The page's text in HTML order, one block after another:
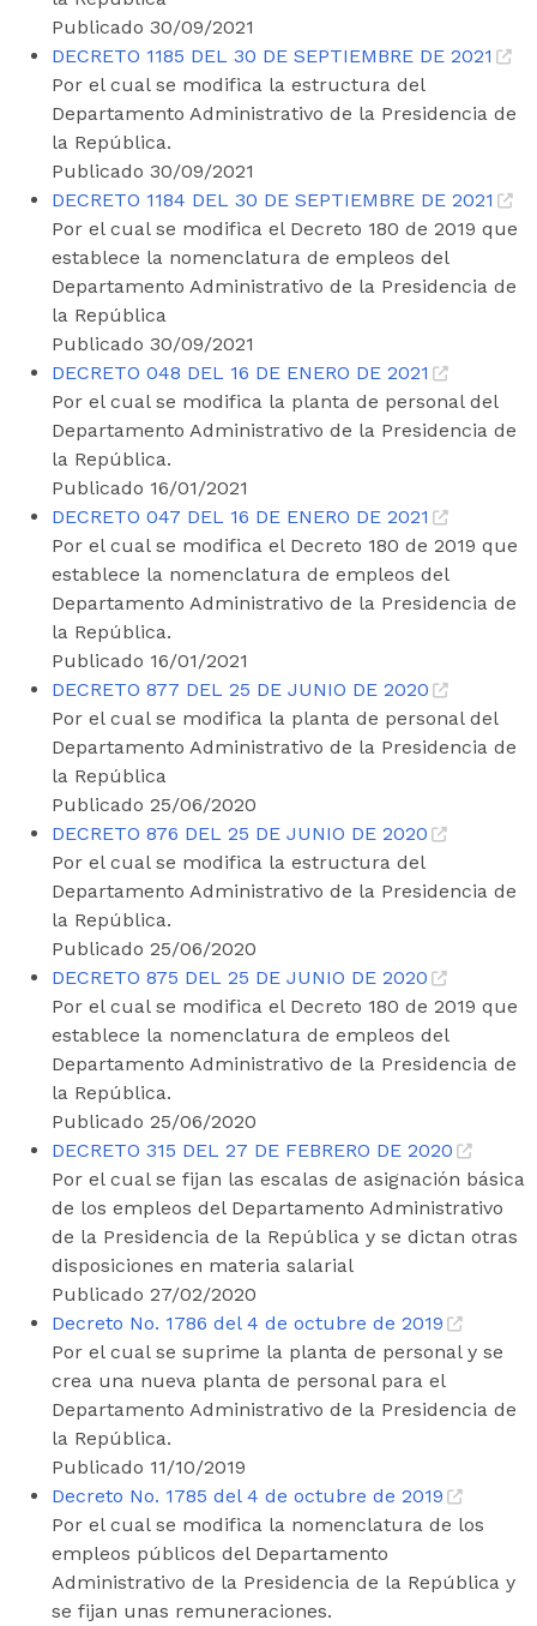
Publicado 30/09/2021
DECRETO 1185 DEL 30 DE SEPTIEMBRE DE 2021
Por el cual se modifica la estructura del
Departamento Administrativo de la Presidencia de
la República.
Publicado 30/09/2021
DECRETO 1184 DEL 30 DE SEPTIEMBRE DE 2021
Por el cual se modifica el Decreto 180 de 2019 que
establece la nomenclatura de empleos del
Departamento Administrativo de la Presidencia de
la República
Publicado 30/09/2021
DECRETO 048 DEL 16 DE ENERO DE 2021
Por el cual se modifica la planta de personal del
Departamento Administrativo de la Presidencia de
la República.
Publicado 16/01/2021
DECRETO 047 DEL 16 DE ENERO DE 2021
Por el cual se modifica el Decreto 180 de 2019 que
establece la nomenclatura de empleos del
Departamento Administrativo de la Presidencia de
la República.
Publicado 16/01/2021
DECRETO 877 DEL 25 DE JUNIO DE 2020
Por el cual se modifica la planta de personal del
Departamento Administrativo de la Presidencia de
la República
Publicado 25/06/2020
DECRETO 876 DEL 25 DE JUNIO DE 2020
Por el cual se modifica la estructura del
Departamento Administrativo de la Presidencia de
la República.
Publicado 25/06/2020
DECRETO 875 DEL 25 DE JUNIO DE 2020
Por el cual se modifica el Decreto 180 de 2019 que
establece la nomenclatura de empleos del
Departamento Administrativo de la Presidencia de
la República.
Publicado 25/06/2020
DECRETO 315 DEL 27 DE FEBRERO DE 2020
Por el cual se fijan las escalas de asignación básica
de los empleos del Departamento Administrativo
de la Presidencia de la República y se dictan otras
disposiciones en materia salarial
Publicado 27/02/2020
Decreto No. 1786 del 4 de octubre de 2019
Por el cual se suprime la planta de personal y se
crea una nueva planta de personal para el
Departamento Administrativo de la Presidencia de
la República.
Publicado 11/10/2019
Decreto No. 1785 del 4 de octubre de 2019
Por el cual se modifica la nomenclatura de los
empleos públicos del Departamento
Administrativo de la Presidencia de la República y
se fijan unas remuneraciones.